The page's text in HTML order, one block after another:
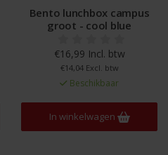
Bento lunchbox campus
groot - cool blue
€16,99 Incl. btw
€14,04 Excl. btw
Beschikbaar
In winkelwagen